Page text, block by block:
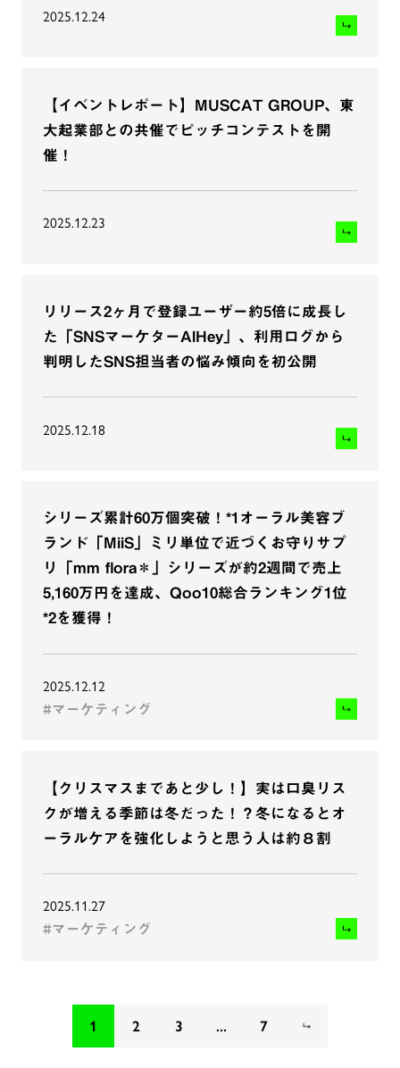
2025.12.24
【イベントレポート】MUSCAT GROUP、東
大起業部との共催でピッチコンテストを開
催！
2025.12.23
リリース2ヶ月で登録ユーザー約5倍に成長し
た「SNSマーケターAIHey」、利用ログから
判明したSNS担当者の悩み傾向を初公開
2025.12.18
シリーズ累計60万個突破！*1オーラル美容ブ
ランド「MiiS」ミリ単位で近づくお守りサプ
リ「mm flora＊」シリーズが約2週間で売上
5,160万円を達成、Qoo10総合ランキング1位
*2を獲得！
2025.12.12
#マーケティング
【クリスマスまであと少し！】実は口臭リス
クが増える季節は冬だった！？冬になるとオ
ーラルケアを強化しようと思う人は約８割
2025.11.27
#マーケティング
1 2 3 ... 7